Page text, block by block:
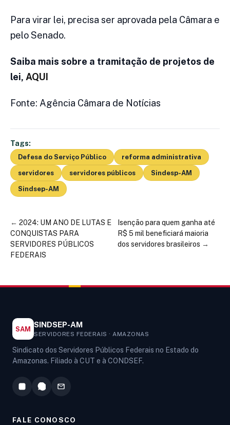
Para virar lei, precisa ser aprovada pela Câmara e
pelo Senado.
Saiba mais sobre a tramitação de projetos de
lei, AQUI
Fonte: Agência Câmara de Notícias
Tags:
Defesa do Serviço Público reforma administrativa
servidores servidores públicos Sindesp-AM
Sindsep-AM
← 2024: UM ANO DE LUTAS E
CONQUISTAS PARA
SERVIDORES PÚBLICOS
FEDERAIS
Isenção para quem ganha até
R$ 5 mil beneficiará maioria
dos servidores brasileiros →
SAM SINDSEP-AM
SERVIDORES FEDERAIS · AMAZONAS
Sindicato dos Servidores Públicos Federais no Estado do
Amazonas. Filiado à CUT e à CONDSEF.
FALE CONOSCO